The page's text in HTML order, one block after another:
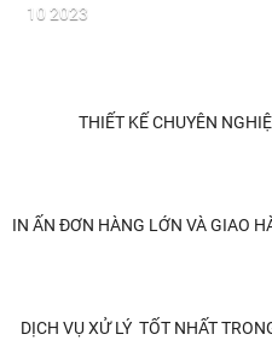
102023
THIẾT KẾ CHUYÊN
IN ẤN ĐƠN HÀNG LỚN VÀ GIAO
DỊCH VỤ XỬ LÝ TỐT NHẤT